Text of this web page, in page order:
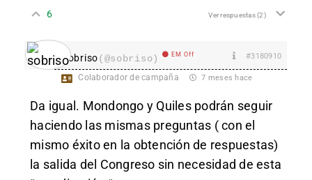
6 Ver respuestas(2)
sobriso(@sobriso) EM Off #3180910
Colaborador de campaña 7 meses hace
Da igual. Mondongo y Quiles podrán seguir
haciendo las mismas preguntas ( con el
mismo éxito en la obtención de respuestas)
la salida del Congreso sin necesidad de esta